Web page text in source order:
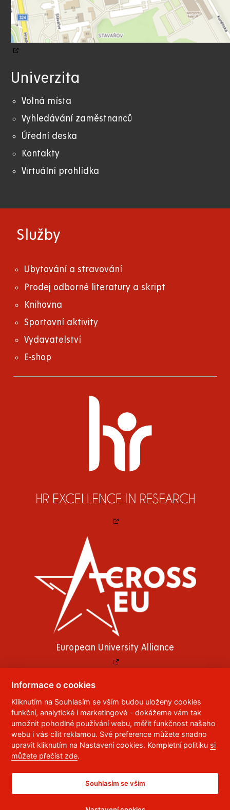
Univerzita
Volná místa
Vyhledávání zaměstnanců
Úřední deska
Kontakty
Virtuální prohlídka
Služby
Ubytování a stravování
Prodej odborné literatury a skript
Knihovna
Sportovní aktivity
Vydavatelství
E-shop
European University Alliance
© 2023 Univerzita Pardubice,Studentská 95
532 10 Pardubice 2
Telefon: 466 036 111, 466 036 112, 466 036 113
Správce webu ,RSS
Prohlášení o přístupnosti
Informace o cookies
Kliknutím na Souhlasím se vším budou uloženy cookies
funkční, analytické i marketingové - dokážeme vám tak
umožnit pohodlné používání webu, měřit funkčnost našeho
webu i vás cílit reklamou. Své preference můžete snadno
upravit kliknutím na Nastavení cookies. Kompletní politiku si
můžete přečíst zde.
Souhlasím se vším